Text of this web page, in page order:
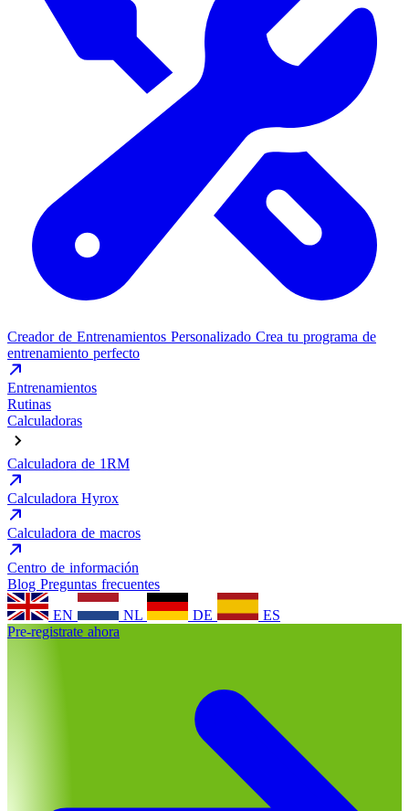
Creador de Entrenamientos Personalizado Crea tu programa de
entrenamiento perfecto
Entrenamientos
Rutinas
Calculadoras
Calculadora de 1RM
Calculadora Hyrox
Calculadora de macros
Centro de información
Blog Preguntas frecuentes
EN
NL DE
ES
Pre-registrate ahora